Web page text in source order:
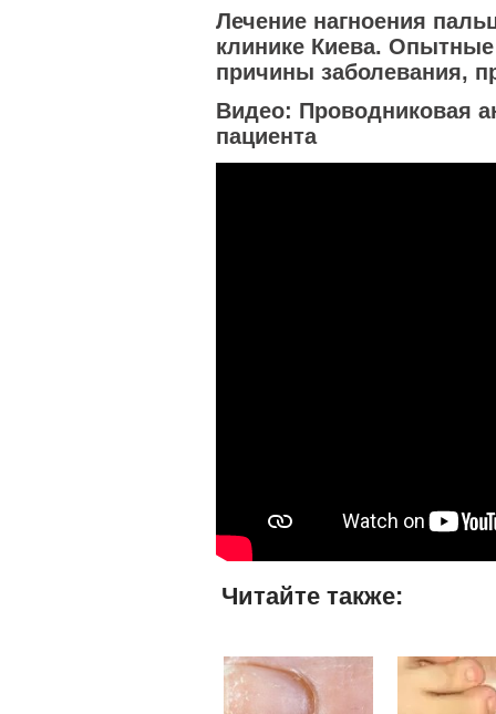
Лечение нагноения
клинике Киева.
причины заболевания,
Видео: Проводниковая
пациента
Читайте также: